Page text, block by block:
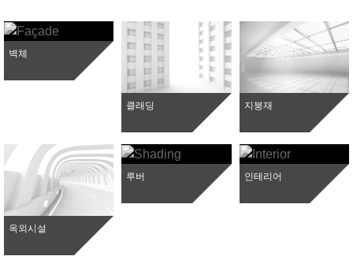
벽체
클래딩 지붕재
옥외시설
루버 인테리어